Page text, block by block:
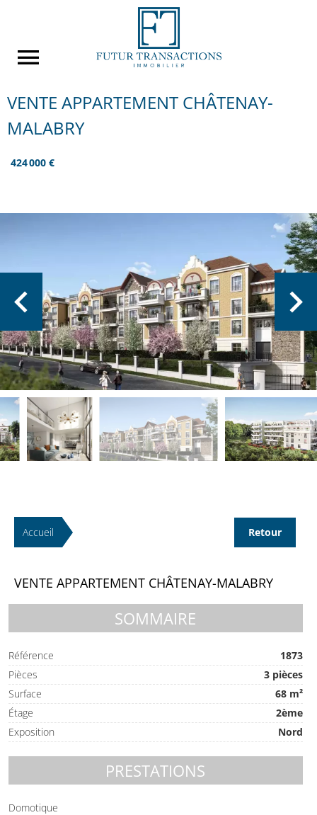
VENTE APPARTEMENT CHÂTENAY-
MALABRY
424 000 €
Accueil Retour
VENTE APPARTEMENT CHÂTENAY-MALABRY
SOMMAIRE
Référence
1873
Pièces
3 pièces
Surface
68 m²
Étage
2ème
Exposition
Nord
PRESTATIONS
Domotique